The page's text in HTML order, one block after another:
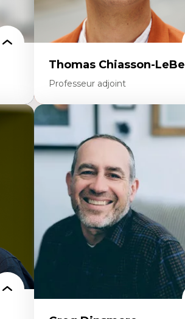
Thomas Chiasson-LeBel
Professeur adjoint
Expertises
Théories du développement
Économie politique comparée
Élites économiques
Sociologie économique
Extractivisme
Classes sociales
Mouvements sociaux
Théories de l’État